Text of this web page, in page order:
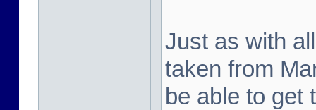
Just as with
taken from
be able to get